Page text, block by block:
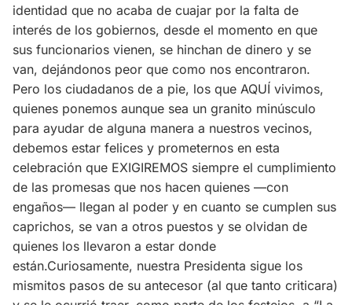
identidad que no acaba de cuajar por la falta de
interés de los gobiernos, desde el momento en que
sus funcionarios vienen, se hinchan de dinero y se
van, dejándonos peor que como nos encontraron.
Pero los ciudadanos de a pie, los que AQUÍ vivimos,
quienes ponemos aunque sea un granito minúsculo
para ayudar de alguna manera a nuestros vecinos,
debemos estar felices y prometernos en esta
celebración que EXIGIREMOS siempre el cumplimiento
de las promesas que nos hacen quienes —con
engaños— llegan al poder y en cuanto se cumplen sus
caprichos, se van a otros puestos y se olvidan de
quienes los llevaron a estar donde
están.Curiosamente, nuestra Presidenta sigue los
mismitos pasos de su antecesor (al que tanto criticara)